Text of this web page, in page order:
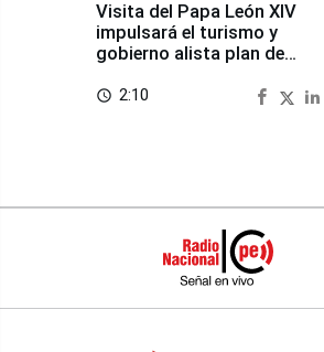
Visita del Papa León XIV
impulsará el turismo y
gobierno alista plan de
access_time 2:10